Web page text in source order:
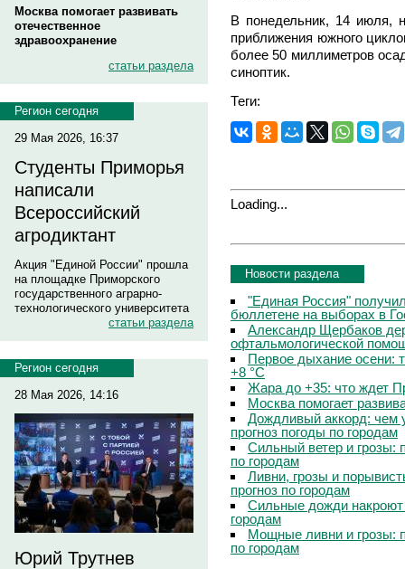
Москва помогает развивать
отечественное
здравоохранение
статьи раздела
Регион сегодня
29 Мая 2026, 16:37
Студенты Приморья
написали
Всероссийский
агродиктант
Акция "Единой России" прошла
на площадке Приморского
государственного аграрно-
технологического университета
статьи раздела
Регион сегодня
28 Мая 2026, 14:16
Юрий Трутнев
В понедельник, 14 июля,
приближения южного
более 50 миллиметров
синоптик.
Теги:
Loading...
Новости раздела
"Единая Россия"
бюллетене на выборах в
Александр Щербаков
офтальмологической
Первое дыхание осени:
+8 °C
Жара до +35: что ждет
Москва помогает
Дождливый аккорд: чем
прогноз погоды по городам
Сильный ветер и грозы:
по городам
Ливни, грозы и
прогноз по городам
Сильные дожди
городам
Мощные ливни и грозы:
по городам